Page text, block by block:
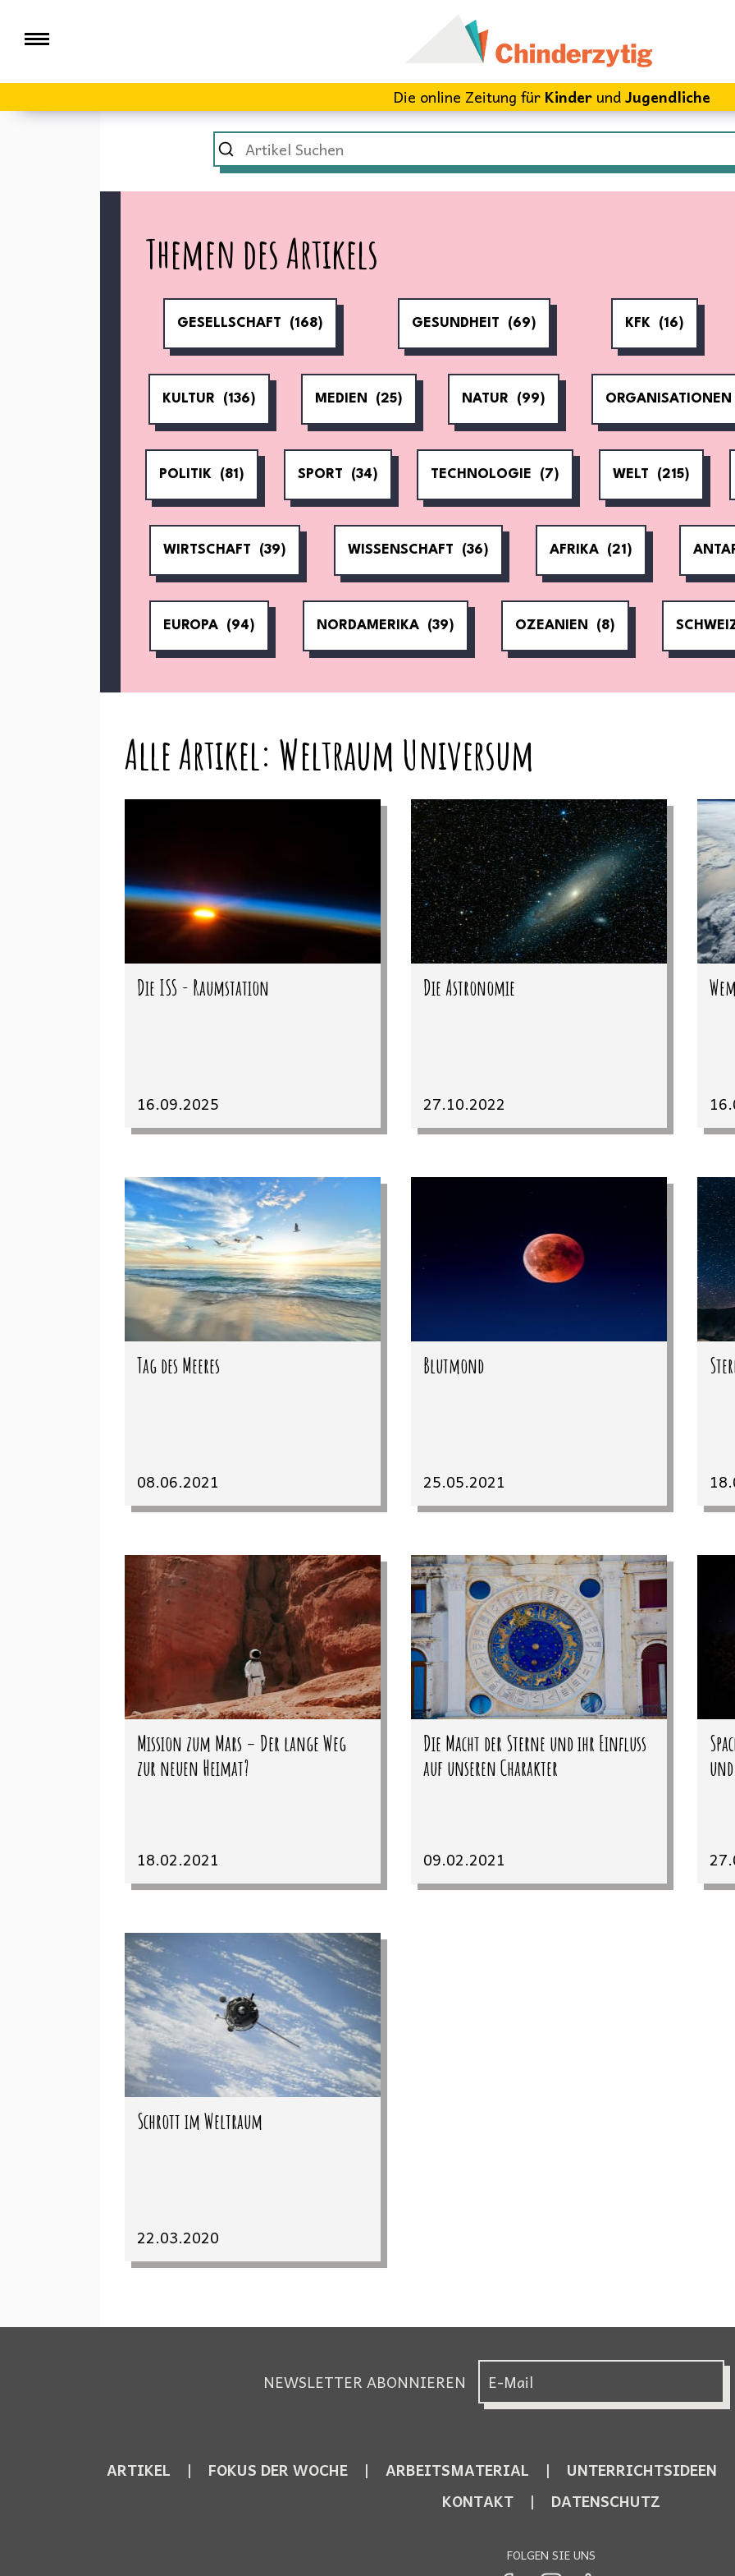
Die online Zeitung für KinderundJugendliche
Themen des Artikels
GESELLSCHAFT (168) GESUNDHEIT (69) KFK (16)
KULTUR (136) MEDIEN (25) NATUR (99) ORGANISATIONEN
POLITIK (81) SPORT (34) TECHNOLOGIE (7) WELT (215)
WIRTSCHAFT (39) WISSENSCHAFT (36) AFRIKA (21)
EUROPA (94) NORDAMERIKA (39) OZEANIEN (8)
Alle Artikel: Weltraum Universum
Die ISS - Raumstation
16.09.2025
Die Astronomie
27.10.2022
Tag des Meeres
08.06.2021
Blutmond
25.05.2021
Mission zum Mars – Der lange Weg
zur neuen Heimat?
18.02.2021
Die Macht der Sterne und ihr Einfluss
auf unseren Charakter
09.02.2021
Schrott im Weltraum
22.03.2020
NEWSLETTER ABONNIEREN
ARTIKEL FOKUS DER WOCHE ARBEITSMATERIAL
UNTERRICHTSIDEEN
KONTAKT
DATENSCHUTZ
FOLGEN SIE UNS